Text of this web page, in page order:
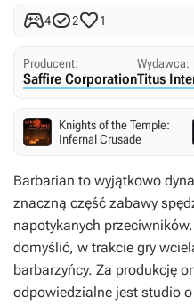
421
Producent:
Saffire Corporation
Wydawca:
Titus
Knights of the Temple:
Infernal Crusade
Barbarian to wyjątkowo
znaczną część zabawy
napotykanych
domyślić, w trakcie gry
barbarzyńcy. Za produkcję
odpowiedzialne jest studio